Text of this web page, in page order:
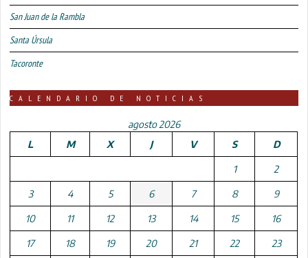
San Juan de la Rambla
Santa Úrsula
Tacoronte
CALENDARIO DE NOTICIAS
agosto 2026
L
M X J V S D
1 2
3 4 5 6 7 8 9
10 11 12 13 14 15 16
17 18 19 20 21 22 23